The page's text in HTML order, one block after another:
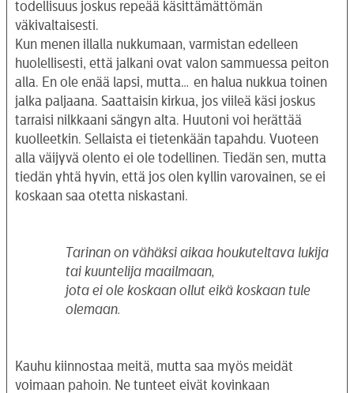
todellisuus joskus repeää käsittämättömän
väkivaltaisesti.
Kun menen illalla nukkumaan, varmistan edelleen
huolellisesti, että jalkani ovat valon sammuessa peiton
alla. En ole enää lapsi, mutta… en halua nukkua toinen
jalka paljaana. Saattaisin kirkua, jos viileä käsi joskus
tarraisi nilkkaani sängyn alta. Huutoni voi herättää
kuolleetkin. Sellaista ei tietenkään tapahdu. Vuoteen
alla väijyvä olento ei ole todellinen. Tiedän sen, mutta
tiedän yhtä hyvin, että jos olen kyllin varovainen, se ei
koskaan saa otetta niskastani.
Tarinan on vähäksi aikaa houkuteltava lukija
tai kuuntelija maailmaan,
jota ei ole koskaan ollut eikä koskaan tule
olemaan.
Kauhu kiinnostaa meitä, mutta saa myös meidät
voimaan pahoin. Ne tunteet eivät kovinkaan